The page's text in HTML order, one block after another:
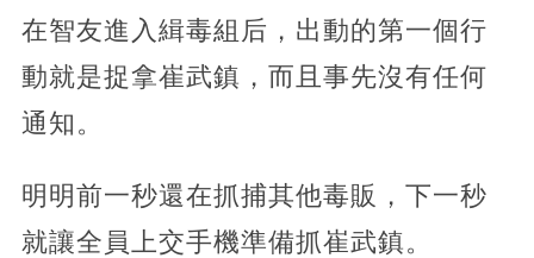
在智友進入緝毒組后，出動的第一個行
動就是捉拿崔武鎮，而且事先沒有任何
通知。
明明前一秒還在抓捕其他毒販，下一秒
就讓全員上交手機準備抓崔武鎮。